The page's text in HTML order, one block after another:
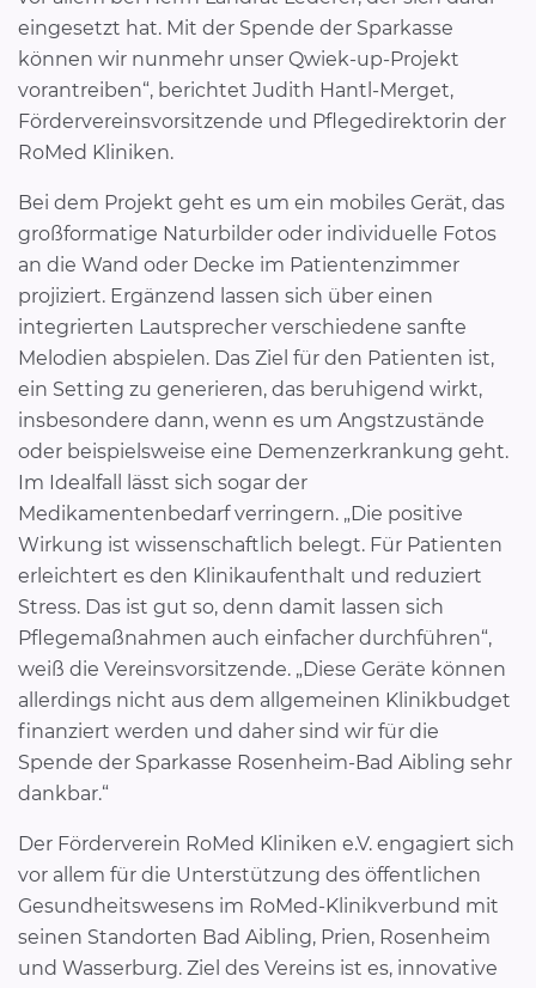
eingesetzt hat. Mit der Spende der Sparkasse
können wir nunmehr unser Qwiek-up-Projekt
vorantreiben“, berichtet Judith Hantl-Merget,
Fördervereinsvorsitzende und Pflegedirektorin der
RoMed Kliniken.
Bei dem Projekt geht es um ein mobiles Gerät, das
großformatige Naturbilder oder individuelle Fotos
an die Wand oder Decke im Patientenzimmer
projiziert. Ergänzend lassen sich über einen
integrierten Lautsprecher verschiedene sanfte
Melodien abspielen. Das Ziel für den Patienten ist,
ein Setting zu generieren, das beruhigend wirkt,
insbesondere dann, wenn es um Angstzustände
oder beispielsweise eine Demenzerkrankung geht.
Im Idealfall lässt sich sogar der
Medikamentenbedarf verringern. „Die positive
Wirkung ist wissenschaftlich belegt. Für Patienten
erleichtert es den Klinikaufenthalt und reduziert
Stress. Das ist gut so, denn damit lassen sich
Pflegemaßnahmen auch einfacher durchführen“,
weiß die Vereinsvorsitzende. „Diese Geräte können
allerdings nicht aus dem allgemeinen Klinikbudget
finanziert werden und daher sind wir für die
Spende der Sparkasse Rosenheim-Bad Aibling sehr
dankbar.“
Der Förderverein RoMed Kliniken e.V. engagiert sich
vor allem für die Unterstützung des öffentlichen
Gesundheitswesens im RoMed-Klinikverbund mit
seinen Standorten Bad Aibling, Prien, Rosenheim
und Wasserburg. Ziel des Vereins ist es, innovative